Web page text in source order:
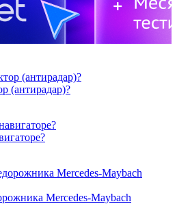
(антирадар)?
Mercedes-Maybach